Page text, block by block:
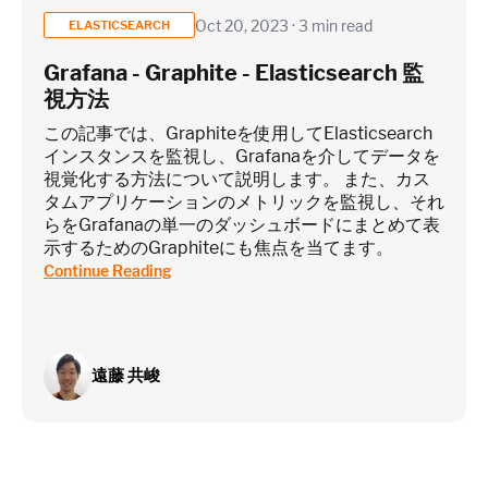
Custom metrics are defined and emitted from your app code
Heroku Applications
~75 metrics (typical baseline monitoring)
Estimate
ELASTICSEARCH Oct 20, 2023 · 3 min read
Grafana - Graphite - Elasticsearch 監
視方法
この記事では、Graphiteを使用してElasticsearch
インスタンスを監視し、Grafanaを介してデータを
視覚化する方法について説明します。 また、カス
タムアプリケーションのメトリックを監視し、それ
らをGrafanaの単一のダッシュボードにまとめて表
示するためのGraphiteにも焦点を当てます。‍
Continue Reading
遠藤 共峻